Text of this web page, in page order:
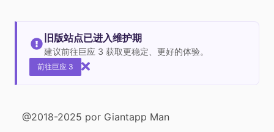
旧版站点已进入维护期
建议前往巨应 3 获取更稳定、更好的体验。
前往巨应 3
@2018-2025 por Giantapp Man